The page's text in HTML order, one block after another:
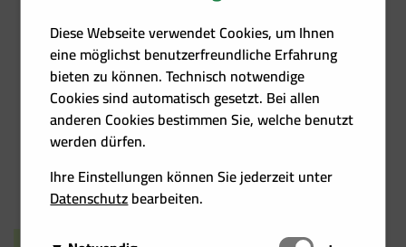
Kontakt Förder­übersicht
Diese Webseite verwendet Cookies, um Ihnen
eine möglichst benutzerfreundliche Erfahrung
bieten zu können. Technisch notwendige
Cookies sind automatisch gesetzt. Bei allen
anderen Cookies bestimmen Sie, welche benutzt
werden dürfen.
Ihre Einstellungen können Sie jederzeit unter
Datenschutzbearbeiten.